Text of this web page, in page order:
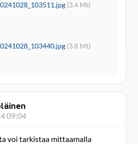
(3.4 Mt)
(3.8 Mt)
09:04
voi tarkistaa mittaamalla